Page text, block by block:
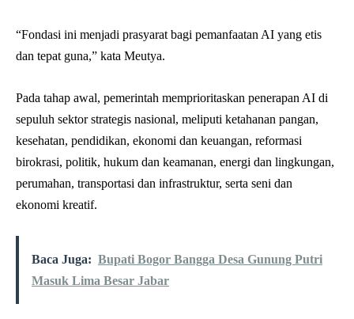
“Fondasi ini menjadi prasyarat bagi pemanfaatan AI yang etis
dan tepat guna,” kata Meutya.
Pada tahap awal, pemerintah memprioritaskan penerapan AI di
sepuluh sektor strategis nasional, meliputi ketahanan pangan,
kesehatan, pendidikan, ekonomi dan keuangan, reformasi
birokrasi, politik, hukum dan keamanan, energi dan lingkungan,
perumahan, transportasi dan infrastruktur, serta seni dan
ekonomi kreatif.
Baca Juga: Bupati Bogor Bangga Desa Gunung Putri
Masuk Lima Besar Jabar